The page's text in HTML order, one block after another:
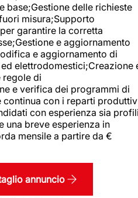
base;Gestione delle richieste
misura;Supporto
garantire la corretta
e aggiornamento
e aggiornamento di
elettrodomestici;Creazione
regole di
e verifica dei programmi di
con i reparti
con esperienza sia
una breve esperienza in
mensile a partire da €
annuncio